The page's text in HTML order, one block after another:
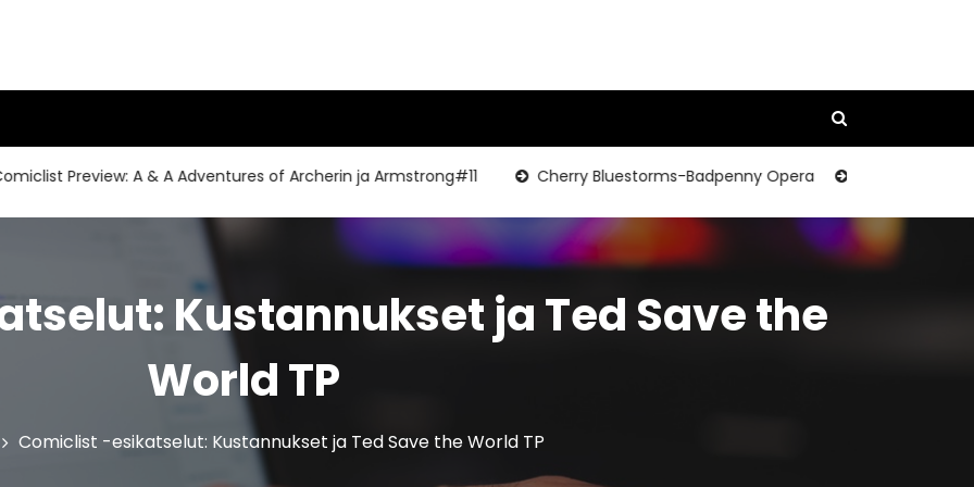
Preview: A & A Adventures of Archerin ja Armstrong#11 Cherry Bluestorms-Badpenny Opera Comiclist Preview: A
Kustannukset ja Ted Save the
World TP
Comiclist -esikatselut: Kustannukset ja Ted Save the World TP